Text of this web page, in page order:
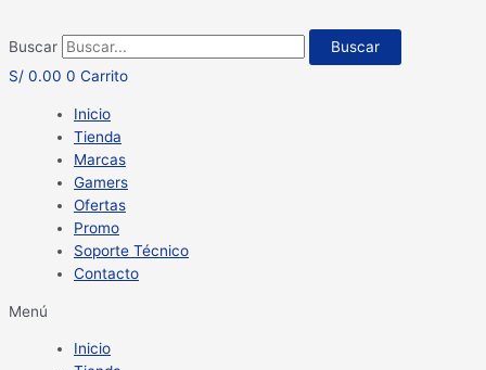
Buscar
Buscar
S/ 0.00 0 Carrito
Inicio
Tienda
Marcas
Gamers
Ofertas
Promo
Soporte Técnico
Contacto
Menú
Inicio